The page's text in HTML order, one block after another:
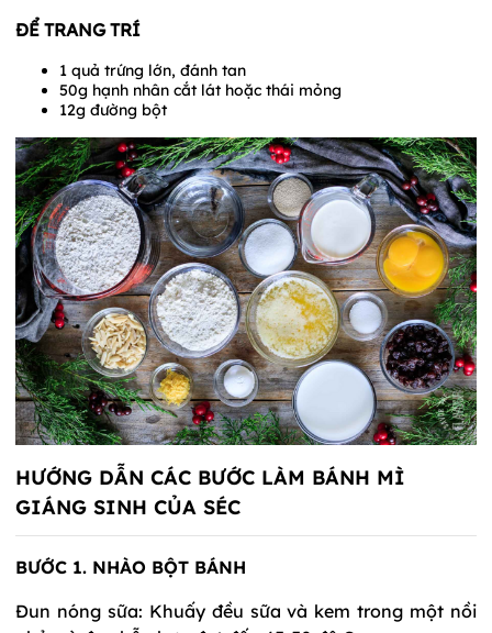
ĐỂ TRANG TRÍ
1 quả trứng lớn, đánh tan
50g hạnh nhân cắt lát hoặc thái mỏng
12g đường bột
HƯỚNG DẪN CÁC BƯỚC LÀM BÁNH MÌ
GIÁNG SINH CỦA SÉC
BƯỚC 1. NHÀO BỘT BÁNH
Đun nóng sữa: Khuấy đều sữa và kem trong một nồi